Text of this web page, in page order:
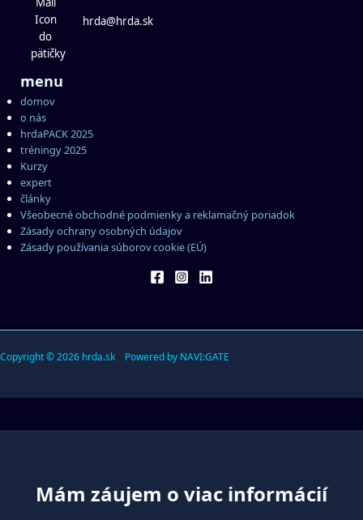
hrda@hrda.sk
menu
domov
o nás
hrdaPACK 2025
tréningy 2025
Kurzy
expert
články
Všeobecné obchodné podmienky a reklamačný poriadok
Zásady ochrany osobných údajov
Zásady používania súborov cookie (EÚ)
Copyright © 2026 hrda.sk Powered by NAVI:GATE
Mám záujem o viac informácií